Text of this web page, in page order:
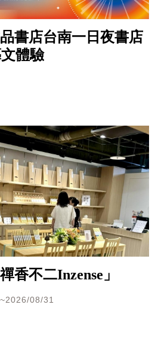
書店台南一日夜書店
體驗
香不二Inzense」
08/31